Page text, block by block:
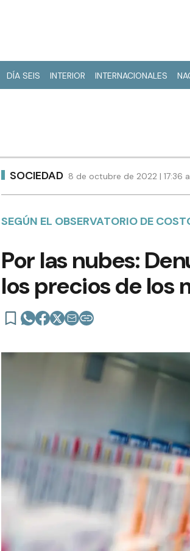
DÍA SEIS INTERIOR INTERNACIONALES
SOCIEDAD 8 de octubre de 2022 | 17:36
SEGÚN EL OBSERVATORIO DE
Por las nubes:
los precios de los